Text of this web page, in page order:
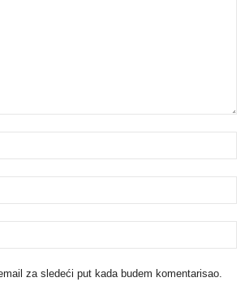
za sledeći put kada budem komentarisao.